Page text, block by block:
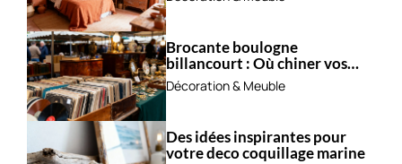
Brocante boulogne
billancourt : Où chiner vos
trésors ?
Décoration & Meuble
Des idées inspirantes pour
votre deco coquillage marine